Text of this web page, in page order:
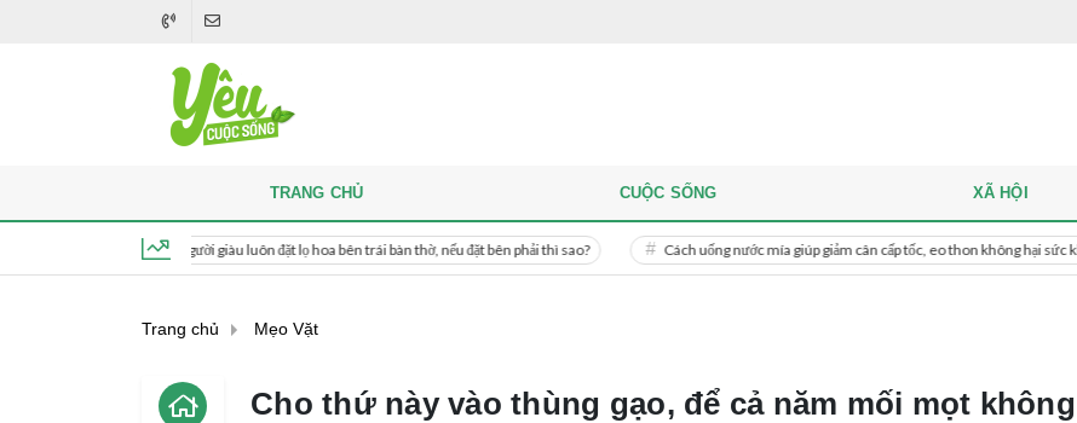
thắp hương, người giàu luôn đặt lọ hoa bên trái bàn thờ, nếu đặt bên phải thì sao? Cách uống nước mía giúp giảm cân cấp tốc, eo thon không hại sức khỏe
TRANG CHỦ CUỘC SỐNG XÃ HỘI
Trang chủ Mẹo Vặt
Cho thứ này vào thùng gạo, để cả năm mối mọt không